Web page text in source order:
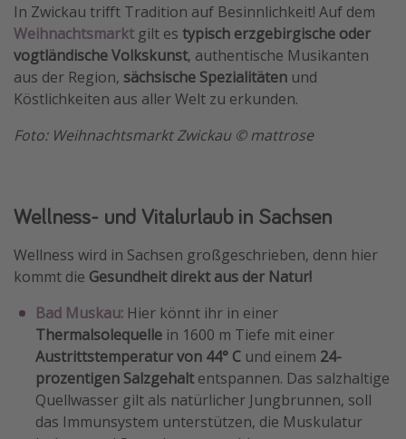
In Zwickau trifft Tradition auf Besinnlichkeit! Auf dem
Weihnachtsmarkt gilt es typisch erzgebirgische oder
vogtländische Volkskunst, authentische Musikanten
aus der Region, sächsische Spezialitäten und
Köstlichkeiten aus aller Welt zu erkunden.
Foto: Weihnachtsmarkt Zwickau © mattrose
Wellness- und Vitalurlaub in Sachsen
Wellness wird in Sachsen großgeschrieben, denn hier
kommt die Gesundheit direkt aus der Natur!
Bad Muskau: Hier könnt ihr in einer
Thermalsolequelle in 1600 m Tiefe mit einer
Austrittstemperatur von 44° C und einem 24-
prozentigen Salzgehaltentspannen. Das salzhaltige
Quellwasser gilt als natürlicher Jungbrunnen, soll
das Immunsystem unterstützen, die Muskulatur